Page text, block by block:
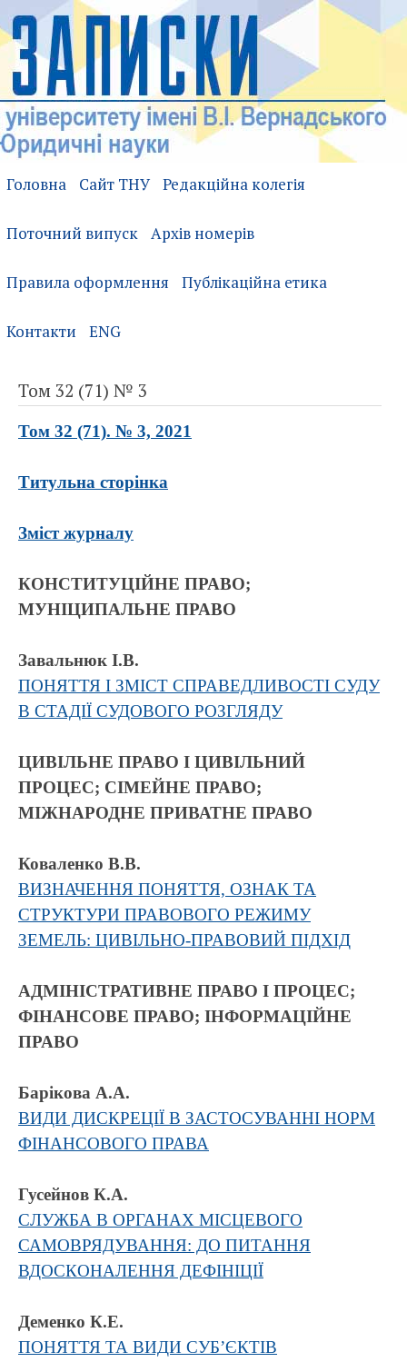
Головна Сайт ТНУ Редакційна колегія
Поточний випуск Архів номерів
Правила оформлення Публікаційна етика
Контакти ENG
Том 32 (71) № 3
Том 32 (71). № 3, 2021
Титульна сторінка
Зміст журналу
КОНСТИТУЦІЙНЕ ПРАВО;
МУНІЦИПАЛЬНЕ ПРАВО
Завальнюк І.В.
ПОНЯТТЯ І ЗМІСТ СПРАВЕДЛИВОСТІ СУДУ
В СТАДІЇ СУДОВОГО РОЗГЛЯДУ
ЦИВІЛЬНЕ ПРАВО І ЦИВІЛЬНИЙ
ПРОЦЕС; СІМЕЙНЕ ПРАВО;
МІЖНАРОДНЕ ПРИВАТНЕ ПРАВО
Коваленко В.В.
ВИЗНАЧЕННЯ ПОНЯТТЯ, ОЗНАК ТА
СТРУКТУРИ ПРАВОВОГО РЕЖИМУ
ЗЕМЕЛЬ: ЦИВІЛЬНО-ПРАВОВИЙ ПІДХІД
АДМІНІСТРАТИВНЕ ПРАВО І ПРОЦЕС;
ФІНАНСОВЕ ПРАВО; ІНФОРМАЦІЙНЕ
ПРАВО
Барікова А.А.
ВИДИ ДИСКРЕЦІЇ В ЗАСТОСУВАННІ НОРМ
ФІНАНСОВОГО ПРАВА
Гусейнов К.А.
СЛУЖБА В ОРГАНАХ МІСЦЕВОГО
САМОВРЯДУВАННЯ: ДО ПИТАННЯ
ВДОСКОНАЛЕННЯ ДЕФІНІЦІЇ
Деменко К.Е.
ПОНЯТТЯ ТА ВИДИ CУБ’ЄКТІВ